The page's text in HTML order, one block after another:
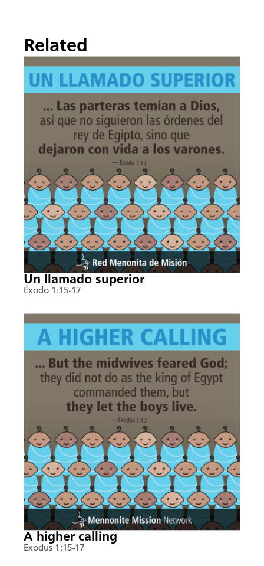
Related
Un llamado superior
Éxodo 1:15-17
A higher calling
Exodus 1:15-17